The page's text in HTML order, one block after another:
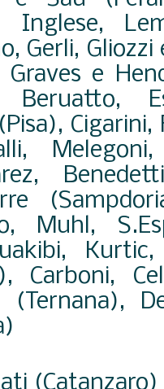
Inglese,
Gerli,
Graves e
Beruatto,
Cigarini,
Muhl,
Carboni,